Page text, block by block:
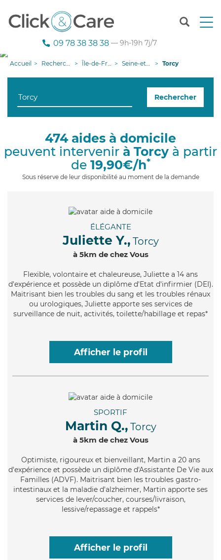
T
n
g
i
09 78 38 38 38 — 9h-19h 7j/7
Accueil Recherche aide à domicile Île-de-France Seine-et-Marne Torcy
Rechercher
474 aides à domicile
peuvent intervenir à Torcy à partir
de 19,90€/h*
Sous réserve de leur disponibilité au moment de la demande
ÉLÉGANTE
Juliette Y., Torcy
à 5km de chez Vous
Flexible, volontaire et chaleureuse, Juliette a 14 ans
d'expérience et possède un diplôme d'Etat d'infirmier (DEI).
Maitrisant bien les troubles du sang et les troubles rénaux
ou urologiques, Juliette apporte ses services de
surveillance de nuit, activités, toilette/habillage et repas*
Afficher le profil
SPORTIF
Martin Q., Torcy
à 5km de chez Vous
Optimiste, rigoureux et bienveillant, Martin a 20 ans
d'expérience et possède un diplôme d'Assistante De Vie aux
Familles (ADVF). Maitrisant bien les troubles gastro-
intestinaux et la maladie d'alzheimer, Martin apporte ses
services de lever/coucher, courses/livraison,
lessive/repassage et rappels*
Afficher le profil